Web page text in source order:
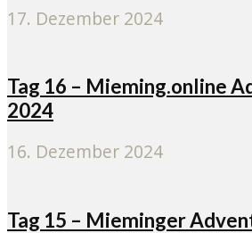
17. Dezember 2024
Tag 16 – Mieming.online
2024
16. Dezember 2024
Tag 15 – Mieminger